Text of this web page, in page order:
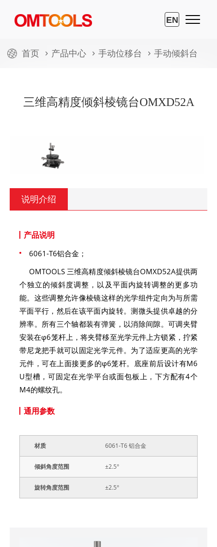
EN
首页 产品中心 手动位移台 手动倾斜台
三维高精度倾斜棱镜台OMXD52A
说明介绍
产品说明
6061-T6铝合金；
OMTOOLS 三维高精度倾斜棱镜台OMXD52A提供两
个独立的倾斜度调整，以及平面内旋转调整的更多功
能。这些调整允许像棱镜这样的光学组件定向为与所需
平面平行，然后在该平面内旋转。测微头提供卓越的分
辨率。所有三个轴都装有弹簧，以消除间隙。可调夹臂
安装在φ6笼杆上，将夹臂移至光学元件上方锁紧，拧紧
带尼龙把手就可以固定光学元件。为了适应更高的光学
元件，可在上面接更多的φ6笼杆。底座前后设计有M6
U型槽，可固定在光学平台或面包板上，下方配有4个
M4的螺纹孔。
通用参数
材质 6061-T6 铝合金
倾斜角度范围 ±2.5°
旋转角度范围 ±2.5°